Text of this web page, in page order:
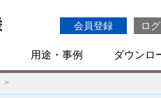
会員登録 ロ
用途・事例 ダウンロ